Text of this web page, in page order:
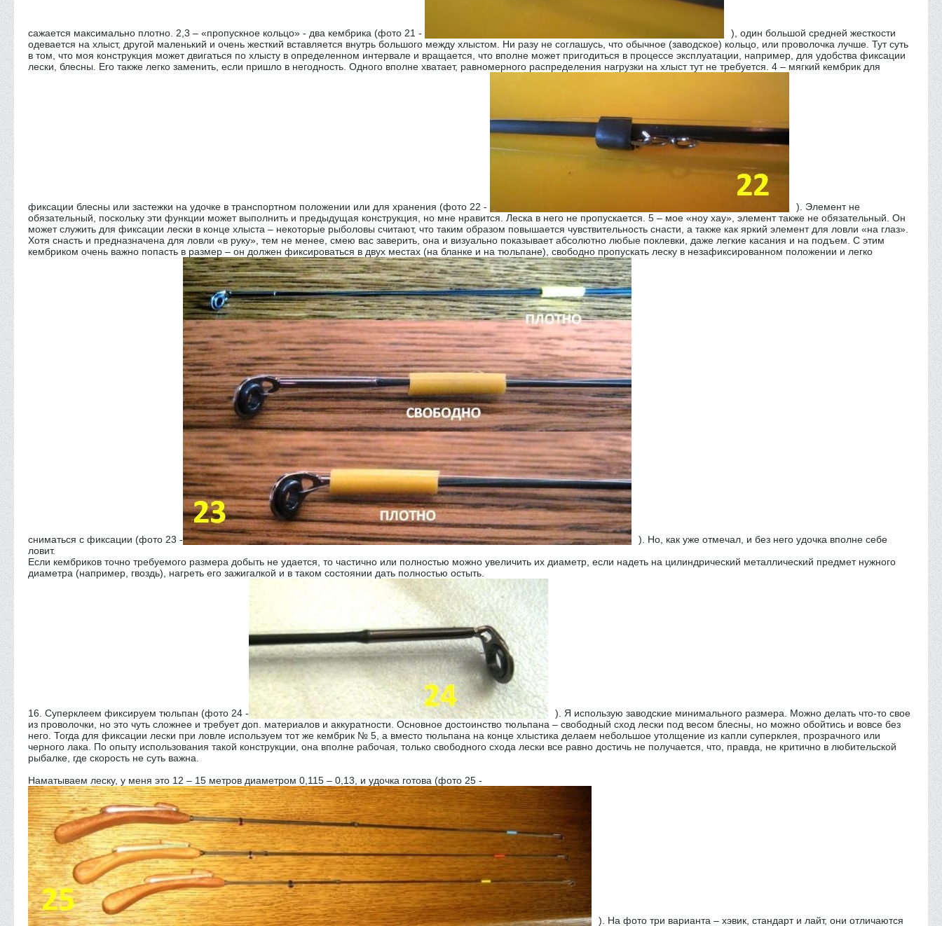
сажается максимально плотно. 2,3 – «пропускное кольцо» - два кембрика (фото 21 -
), один большой средней жесткости
одевается на хлыст, другой маленький и очень жесткий вставляется внутрь большого между хлыстом. Ни разу не соглашусь, что обычное (заводское) кольцо, или проволочка лучше. Тут суть
в том, что моя конструкция может двигаться по хлысту в определенном интервале и вращается, что вполне может пригодиться в процессе эксплуатации, например, для удобства фиксации
лески, блесны. Его также легко заменить, если пришло в негодность. Одного вполне хватает, равномерного распределения нагрузки на хлыст тут не требуется. 4 – мягкий кембрик для
фиксации блесны или застежки на удочке в транспортном положении или для хранения (фото 22 -
). Элемент не
обязательный, поскольку эти функции может выполнить и предыдущая конструкция, но мне нравится. Леска в него не пропускается. 5 – мое «ноу хау», элемент также не обязательный. Он
может служить для фиксации лески в конце хлыста – некоторые рыболовы считают, что таким образом повышается чувствительность снасти, а также как яркий элемент для ловли «на глаз».
Хотя снасть и предназначена для ловли «в руку», тем не менее, смею вас заверить, она и визуально показывает абсолютно любые поклевки, даже легкие касания и на подъем. С этим
кембриком очень важно попасть в размер – он должен фиксироваться в двух местах (на бланке и на тюльпане), свободно пропускать леску в незафиксированном положении и легко
сниматься с фиксации (фото 23 -
). Но, как уже отмечал, и без него удочка вполне себе
ловит.
Если кембриков точно требуемого размера добыть не удается, то частично или полностью можно увеличить их диаметр, если надеть на цилиндрический металлический предмет нужного
диаметра (например, гвоздь), нагреть его зажигалкой и в таком состоянии дать полностью остыть.
16. Суперклеем фиксируем тюльпан (фото 24 -
). Я использую заводские минимального размера. Можно делать что-то свое
из проволочки, но это чуть сложнее и требует доп. материалов и аккуратности. Основное достоинство тюльпана – свободный сход лески под весом блесны, но можно обойтись и вовсе без
него. Тогда для фиксации лески при ловле используем тот же кембрик № 5, а вместо тюльпана на конце хлыстика делаем небольшое утолщение из капли суперклея, прозрачного или
черного лака. По опыту использования такой конструкции, она вполне рабочая, только свободного схода лески все равно достичь не получается, что, правда, не критично в любительской
рыбалке, где скорость не суть важна.
Наматываем леску, у меня это 12 – 15 метров диаметром 0,115 – 0,13, и удочка готова (фото 25 -
). На фото три варианта – хэвик, стандарт и лайт, они отличаются